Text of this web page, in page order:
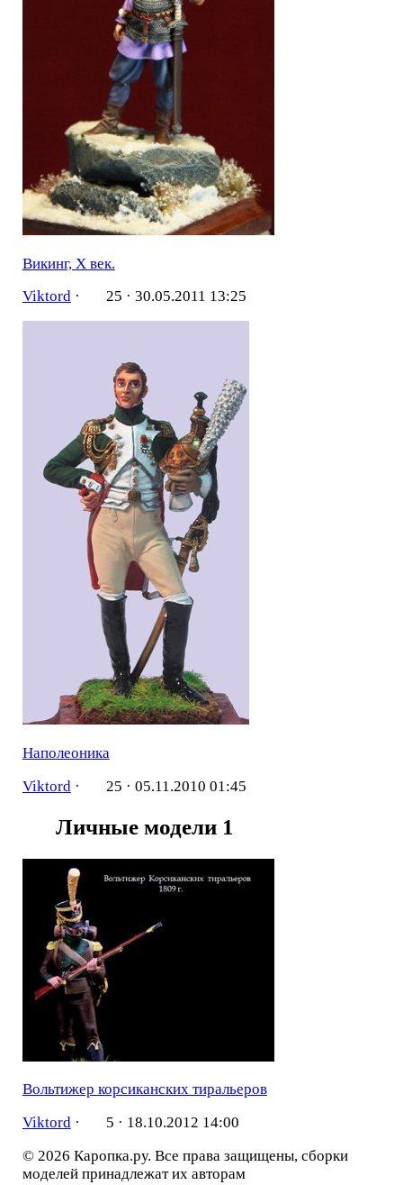
Викинг, X век.
Viktord· 25 · 30.05.2011 13:25
Наполеоника
Viktord · 25 · 05.11.2010 01:45
Личные модели 1
Вольтижер корсиканских тиральеров
Viktord· 5 · 18.10.2012 14:00
© 2026 Каропка.ру. Все права защищены, сборки
моделей принадлежат их авторам